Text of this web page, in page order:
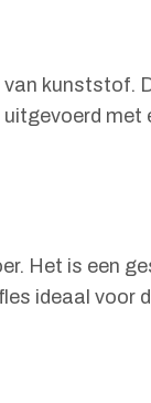
kunststof.
Het is een
ideaal voor